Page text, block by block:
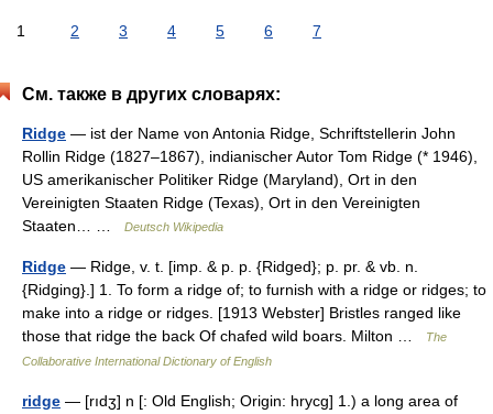
1 2 3 4 5 6 7
См. также в других словарях:
Ridge — ist der Name von Antonia Ridge, Schriftstellerin John
Rollin Ridge (1827–1867), indianischer Autor Tom Ridge (* 1946),
US amerikanischer Politiker Ridge (Maryland), Ort in den
Vereinigten Staaten Ridge (Texas), Ort in den Vereinigten
Staaten… …
Deutsch Wikipedia
Ridge — Ridge, v. t. [imp. & p. p. {Ridged}; p. pr. & vb. n.
{Ridging}.] 1. To form a ridge of; to furnish with a ridge or ridges; to
make into a ridge or ridges. [1913 Webster] Bristles ranged like
those that ridge the back Of chafed wild boars. Milton …
The
Collaborative International Dictionary of English
ridge — [rıdʒ] n [: Old English; Origin: hrycg] 1.) a long area of